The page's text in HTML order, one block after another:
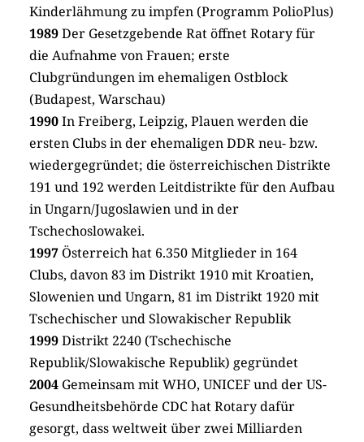
Kinderlähmung zu impfen (Programm PolioPlus)
1989Der Gesetzgebende Rat öffnet Rotary für
die Aufnahme von Frauen; erste
Clubgründungen im ehemaligen Ostblock
(Budapest, Warschau)
1990In Freiberg, Leipzig, Plauen werden die
ersten Clubs in der ehemaligen DDR neu- bzw.
wiedergegründet; die österreichischen Distrikte
191 und 192 werden Leitdistrikte für den Aufbau
in Ungarn/Jugoslawien und in der
Tschechoslowakei.
1997 Österreich hat 6.350 Mitglieder in 164
Clubs, davon 83 im Distrikt 1910 mit Kroatien,
Slowenien und Ungarn, 81 im Distrikt 1920 mit
Tschechischer und Slowakischer Republik
1999Distrikt 2240 (Tschechische
Republik/Slowakische Republik) gegründet
2004 Gemeinsam mit WHO, UNICEF und der US-
Gesundheitsbehörde CDC hat Rotary dafür
gesorgt, dass weltweit über zwei Milliarden